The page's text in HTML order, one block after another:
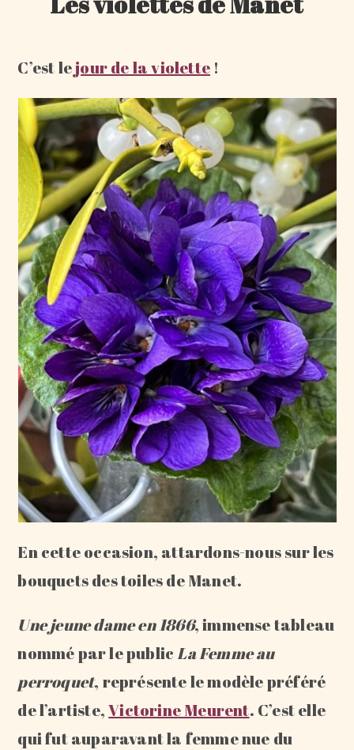
C’est lejour de la violette !
En cette occasion, attardons-nous sur les
bouquets des toiles de Manet.
Une jeune dame en 1866, immense tableau
nommé par le publicLa Femme au
perroquet, représente le modèle préféré
de l’artiste,Victorine Meurent. C’est elle
qui fut auparavant la femme nue du